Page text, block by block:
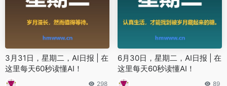
3月31日，星期二，AI日报 | 在
这里每天60秒读懂AI！
298
6月30日，星期二，AI日报 | 在
这里每天60秒读懂AI！
89